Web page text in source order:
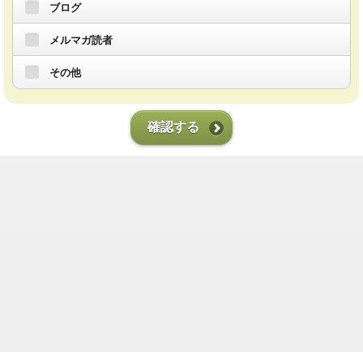
ブログ
メルマガ読者
その他
確認する